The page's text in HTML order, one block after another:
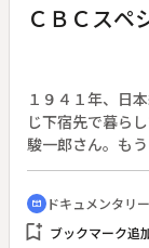
ＣＢＣス
１９４１年、日
じ下宿先で暮ら
駿一郎さん。も
ん。１６歳同士
人。だが、その
掛ける余裕さえ
は１９４６年。
cinematic_blur ドキュメンタリー
bookmark_add ブックマーク追